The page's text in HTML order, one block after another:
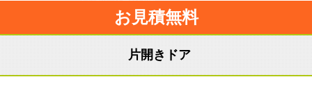
お見積無料
片開きドア